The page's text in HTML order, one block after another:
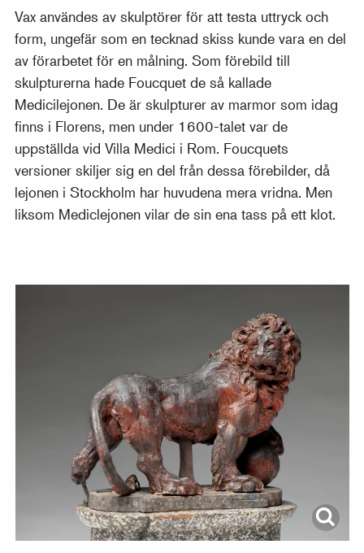
Vax användes av skulptörer för att testa uttryck och
form, ungefär som en tecknad skiss kunde vara en del
av förarbetet för en målning. Som förebild till
skulpturerna hade Foucquet de så kallade
Medicilejonen. De är skulpturer av marmor som idag
finns i Florens, men under 1600-talet var de
uppställda vid Villa Medici i Rom. Foucquets
versioner skiljer sig en del från dessa förebilder, då
lejonen i Stockholm har huvudena mera vridna. Men
liksom Mediclejonen vilar de sin ena tass på ett klot.